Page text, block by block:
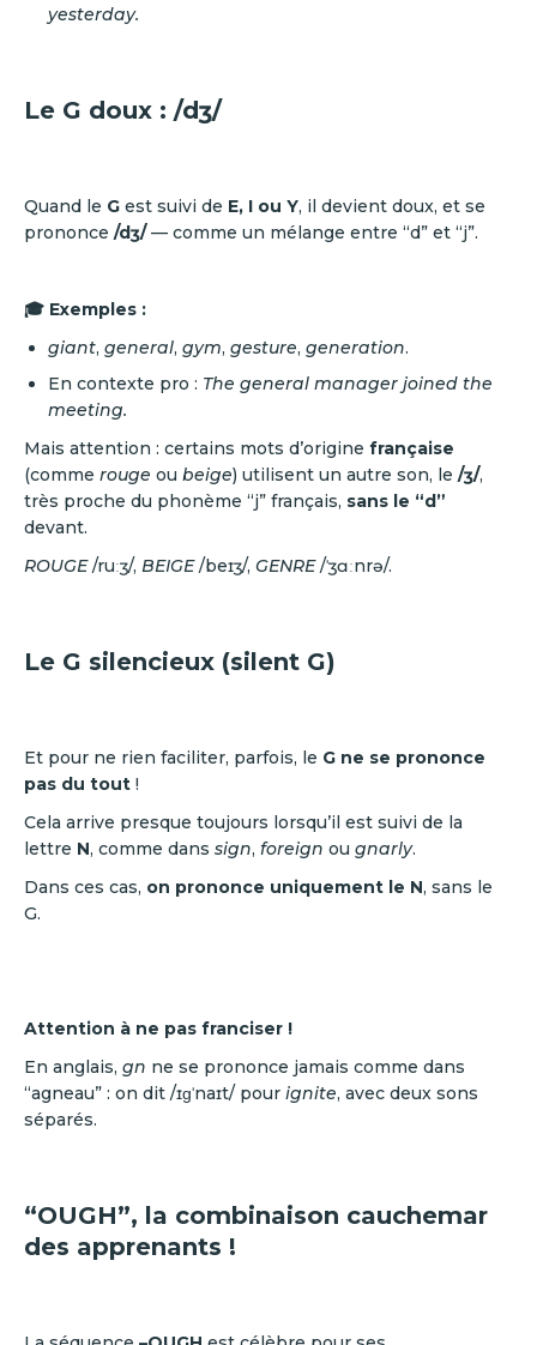
yesterday.
Le G doux : /dʒ/
Quand le G est suivi de E, I ou Y, il devient doux, et se
prononce /dʒ/— comme un mélange entre “d” et “j”.
🎓 Exemples :
giant, general, gym, gesture, generation.
En contexte pro : The general manager joined the
meeting.
Mais attention : certains mots d’origine française
(comme rouge ou beige) utilisent un autre son, le /ʒ/,
très proche du phonème “j” français, sans le “d”
devant.
ROUGE/ruːʒ/, BEIGE/beɪʒ/, GENRE/ˈʒɑːnrə/.
Le G silencieux (silent G)
Et pour ne rien faciliter, parfois, le G ne se prononce
pas du tout !
Cela arrive presque toujours lorsqu’il est suivi de la
lettre N, comme dans sign, foreign ou gnarly.
Dans ces cas, on prononce uniquement le N, sans le
G.
Attention à ne pas franciser !
En anglais, gn ne se prononce jamais comme dans
“agneau” : on dit /ɪɡˈnaɪt/ pour ignite, avec deux sons
séparés.
“OUGH”, la combinaison cauchemar
des apprenants !